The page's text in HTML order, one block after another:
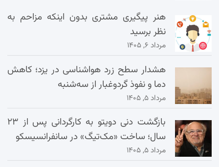
هنر پیگیری مشتری بدون اینکه مزاحم به
نظر برسید
مرداد ۶, ۱۴۰۵
هشدار سطح زرد هواشناسی در یزد؛ کاهش
دما و نفوذ گردوغبار از سه‌شنبه
مرداد ۵, ۱۴۰۵
بازگشت دنی دویتو به کارگردانی پس از ۲۳
سال؛ ساخت «مک‌تیگ» در سانفرانسیسکو
مرداد ۵, ۱۴۰۵